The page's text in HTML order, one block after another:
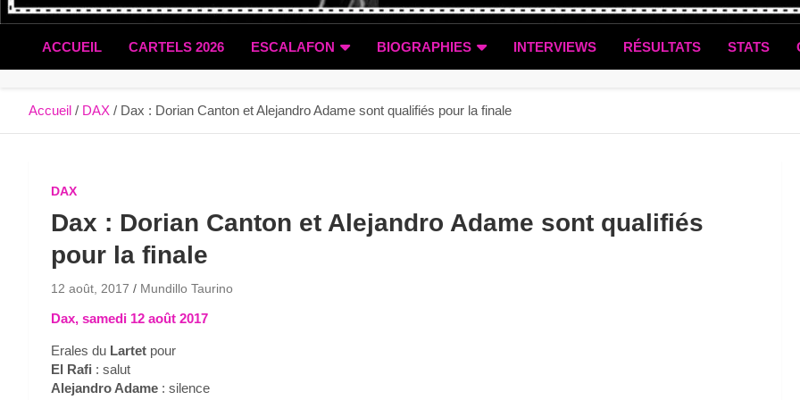
ACCUEIL CARTELS 2026 ESCALAFON BIOGRAPHIES INTERVIEWS RÉSULTATS STATS
Accueil DAX Dax : Dorian Canton et Alejandro Adame sont qualifiés pour la finale
DAX
Dax : Dorian Canton et Alejandro Adame sont qualifiés
pour la finale
12 août, 2017 Mundillo Taurino
Dax, samedi 12 août 2017
Erales du Lartet pour
El Rafi : salut
Alejandro Adame : silence